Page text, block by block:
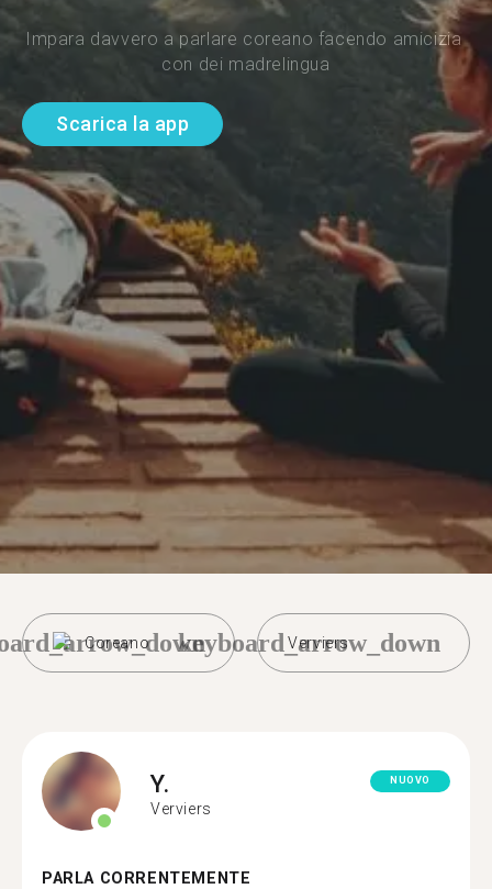
Impara davvero a parlare coreano facendo amicizia
con dei madrelingua
Scarica la app
Coreano Verviers
keyboard_arrow_down
Y.
Verviers
NUOVO
PARLA CORRENTEMENTE